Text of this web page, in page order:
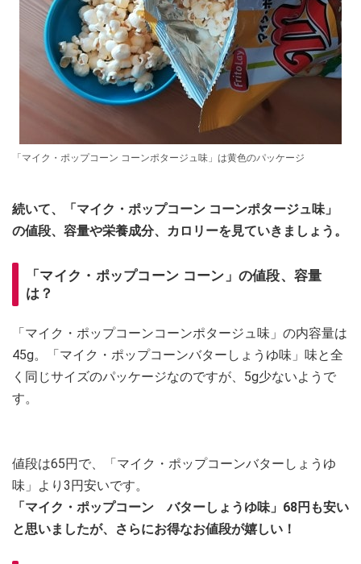
「マイク・ポップコーン コーンポタージュ味」は黄色のパッケージ
続いて、「マイク・ポップコーン コーンポタージュ味」
の値段、容量や栄養成分、カロリーを見ていきましょう。
「マイク・ポップコーン コーン」の値段、容量
は？
「マイク・ポップコーンコーンポタージュ味」の内容量は
45g。「マイク・ポップコーンバターしょうゆ味」味と全
く同じサイズのパッケージなのですが、5g少ないようで
す。
値段は65円で、「マイク・ポップコーンバターしょうゆ
味」より3円安いです。
「マイク・ポップコーン バターしょうゆ味」68円も安い
と思いましたが、さらにお得なお値段が嬉しい！